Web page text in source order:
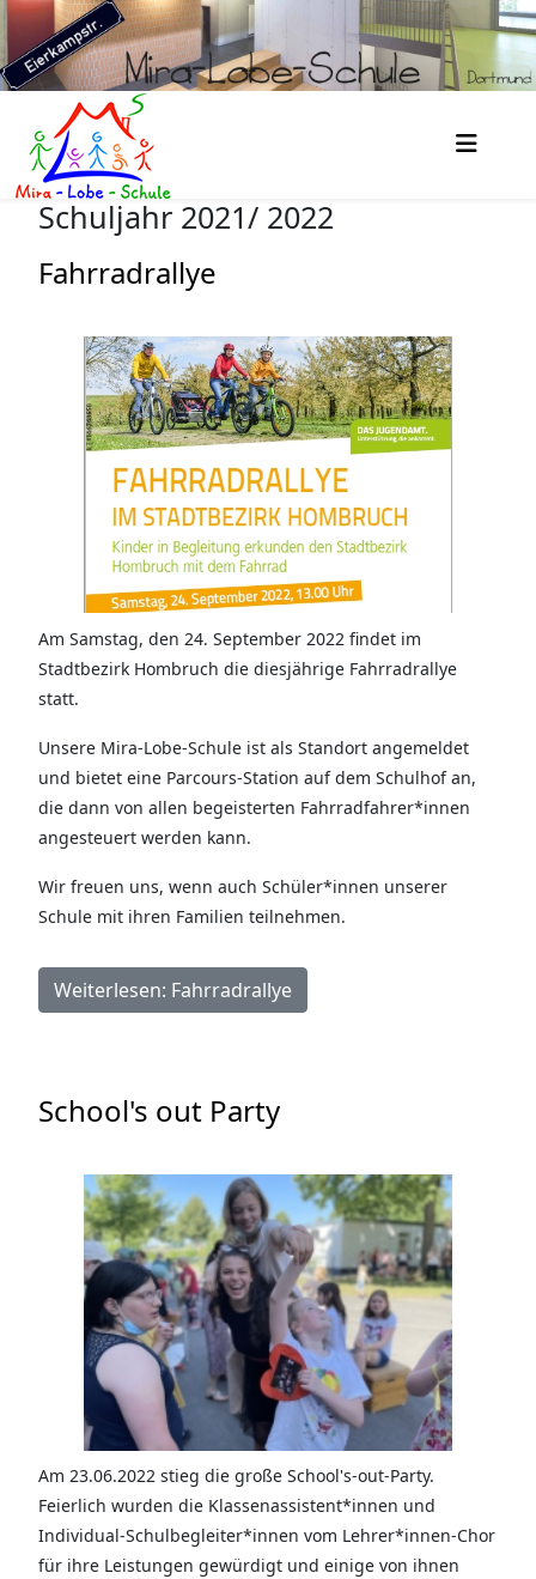
Schuljahr 2021/ 2022
Fahrradrallye
Am Samstag, den 24. September 2022 findet im
Stadtbezirk Hombruch die diesjährige Fahrradrallye
statt.
Unsere Mira-Lobe-Schule ist als Standort angemeldet
und bietet eine Parcours-Station auf dem Schulhof an,
die dann von allen begeisterten Fahrradfahrer*innen
angesteuert werden kann.
Wir freuen uns, wenn auch Schüler*innen unserer
Schule mit ihren Familien teilnehmen.
Weiterlesen: Fahrradrallye
School's out Party
Am 23.06.2022 stieg die große School's-out-Party.
Feierlich wurden die Klassenassistent*innen und
Individual-Schulbegleiter*innen vom Lehrer*innen-Chor
für ihre Leistungen gewürdigt und einige von ihnen